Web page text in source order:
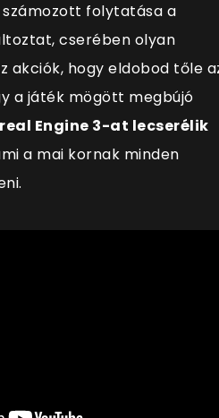
számozott folytatása a
cserében olyan
akciók, hogy eldobod tőle
a játék mögött megbújó
Engine 3-at lecserélik
a mai kornak minden